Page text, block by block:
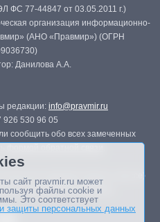
ФС 77-44847 от 03.05.2011 г.)
организация информационно-
(АНО «Правмир») (ОГРН
Данилова А.А.
редакции: info@pravmir.ru
926 530 96 05
сообщить обо всех замеченных
изданиях (книгах, прессе)
разрешения редакции.
сайт pravmir.ru может
файлы cookie и
Это соответствует
защиты персональных данных